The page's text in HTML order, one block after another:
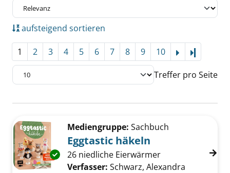
aufsteigend sortieren
1 2 3 4 5 6 7 8 9 10
Treffer pro Seite
Zu den Suchfiltern springen
Exemplar-Details von Eggtastic häkeln
Mediengruppe: Sachbuch
Eggtastic häkeln
26 niedliche Eierwärmer
Verfasser: Schwarz, Alexandra